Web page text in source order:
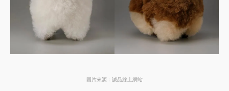
圖片來源：誠品線上網站